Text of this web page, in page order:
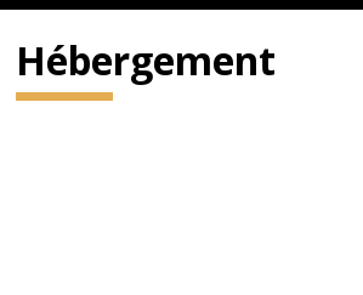
Hébergement